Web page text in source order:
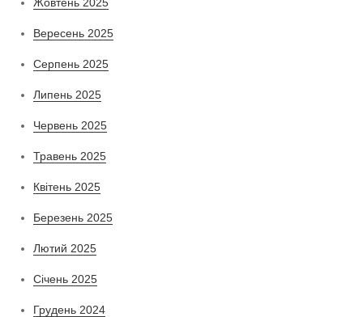
Вересень 2025
Серпень 2025
Липень 2025
Червень 2025
Травень 2025
Квітень 2025
Березень 2025
Лютий 2025
Січень 2025
Грудень 2024